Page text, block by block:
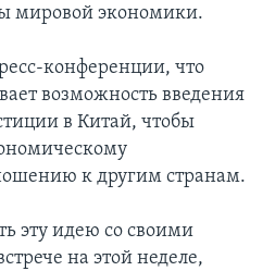
мировой экономики.
конференции, что
возможность введения
в Китай, чтобы
к другим странам.
эту идею со своими
на этой неделе,